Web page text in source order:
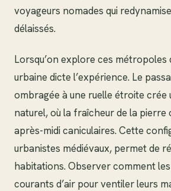
voyageurs nomades qui
délaissés.
Lorsqu’on explore ces métropoles
urbaine dicte l’expérience. Le
ombragée à une ruelle étroite
naturel, où la fraîcheur de la
après-midi caniculaires. Cette
urbanistes médiévaux, permet de
habitations. Observer comment
courants d’air pour ventiler leurs